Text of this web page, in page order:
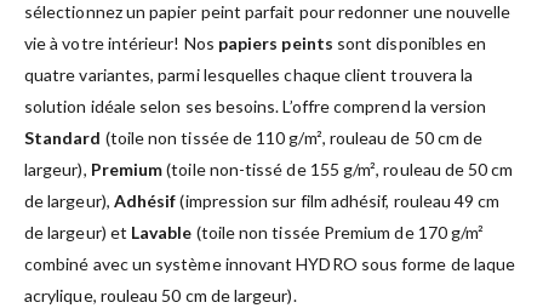
sélectionnez un papier peint parfait pour redonner une nouvelle
vie à votre intérieur! Nos papiers peints sont disponibles en
quatre variantes, parmi lesquelles chaque client trouvera la
solution idéale selon ses besoins. L’offre comprend la version
Standard (toile non tissée de 110 g/m², rouleau de 50 cm de
largeur), Premium(toile non-tissé de 155 g/m², rouleau de 50 cm
de largeur), Adhésif(impression sur film adhésif, rouleau 49 cm
de largeur) et Lavable (toile non tissée Premium de 170 g/m²
combiné avec un système innovant HYDRO sous forme de laque
acrylique, rouleau 50 cm de largeur).